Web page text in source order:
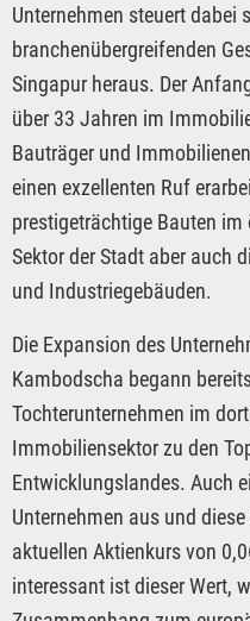
Unternehmen steuert dabei
branchenübergreifenden
Singapur heraus. Der
über 33 Jahren im
Bauträger und
einen exzellenten Ruf
prestigeträchtige Bauten
Sektor der Stadt aber auch
und Industriegebäuden.
Die Expansion des
Kambodscha begann
Tochterunternehmen im
Immobiliensektor zu den
Entwicklungslandes. Auch
Unternehmen aus und
aktuellen Aktienkurs von
interessant ist dieser Wert,